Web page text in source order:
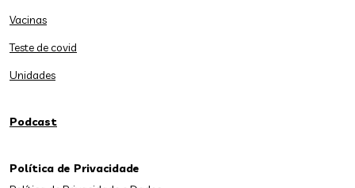
Vacinas
Teste de covid
Unidades
Podcast
Política de Privacidade